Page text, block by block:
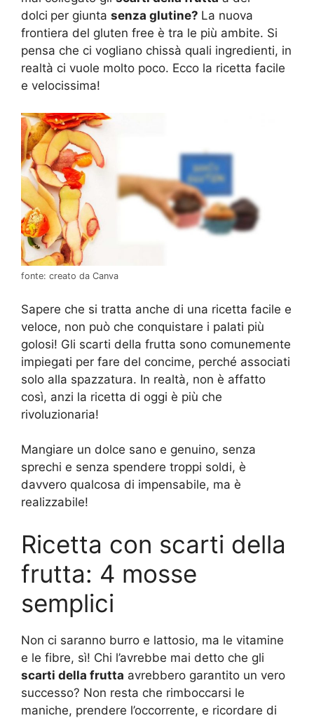
dolci per giunta senza glutine? La nuova
frontiera del gluten free è tra le più ambite. Si
pensa che ci vogliano chissà quali ingredienti, in
realtà ci vuole molto poco. Ecco la ricetta facile
e velocissima!
fonte: creato da Canva
Sapere che si tratta anche di una ricetta facile e
veloce, non può che conquistare i palati più
golosi! Gli scarti della frutta sono comunemente
impiegati per fare del concime, perché associati
solo alla spazzatura. In realtà, non è affatto
così, anzi la ricetta di oggi è più che
rivoluzionaria!
Mangiare un dolce sano e genuino, senza
sprechi e senza spendere troppi soldi, è
davvero qualcosa di impensabile, ma è
realizzabile!
Ricetta con scarti della
frutta: 4 mosse
semplici
Non ci saranno burro e lattosio, ma le vitamine
e le fibre, sì! Chi l’avrebbe mai detto che gli
scarti della frutta avrebbero garantito un vero
successo? Non resta che rimboccarsi le
maniche, prendere l’occorrente, e ricordare di